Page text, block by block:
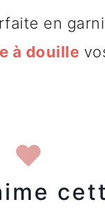
en
à douille